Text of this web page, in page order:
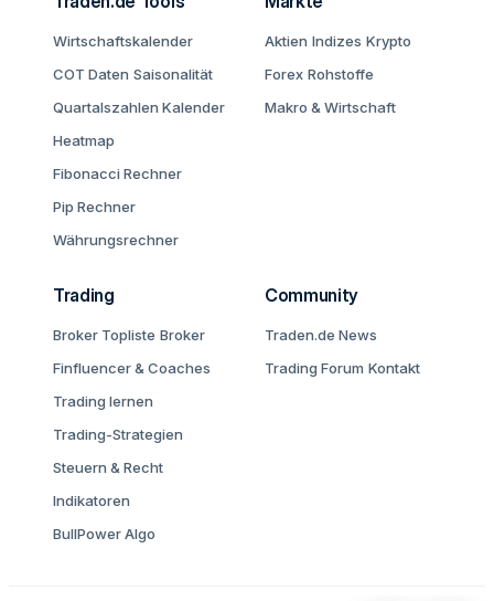
Wirtschaftskalender
COT Daten Saisonalität
Quartalszahlen Kalender
Heatmap
Fibonacci Rechner
Pip Rechner
Währungsrechner
Aktien Indizes Krypto
Forex Rohstoffe
Makro & Wirtschaft
Trading
Broker Topliste Broker
Finfluencer & Coaches
Trading lernen
Trading-Strategien
Steuern & Recht
Indikatoren
BullPower Algo
Community
Traden.de News
Trading Forum Kontakt